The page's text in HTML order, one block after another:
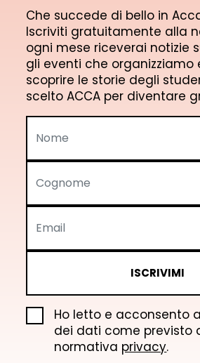
Che succede di bello in
Iscriviti gratuitamente alla
ogni mese riceverai notizie
gli eventi che organizziamo
scoprire le storie degli
scelto ACCA per diventare
ISCRIVIMI
Ho letto e acconsento
dei dati come previsto
normativa privacy.